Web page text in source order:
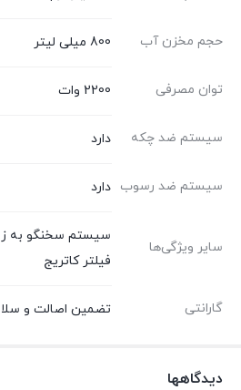
حجم مخزن آب 800 میلی لیتر
توان مصرفی 2200 وات
سیستم ضد چکه دارد
سیستم ضد رسوب دارد
سایر ویژگی‌ها
سیستم سخنگو به
فیلتر کاتریج
گارانتی تضمین اصالت و
دیدگاهها